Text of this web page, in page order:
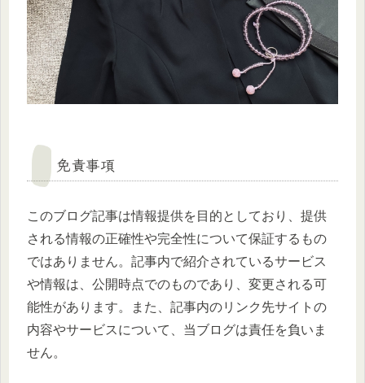
免責事項
このブログ記事は情報提供を目的としており、提供
される情報の正確性や完全性について保証するもの
ではありません。記事内で紹介されているサービス
や情報は、公開時点でのものであり、変更される可
能性があります。また、記事内のリンク先サイトの
内容やサービスについて、当ブログは責任を負いま
せん。